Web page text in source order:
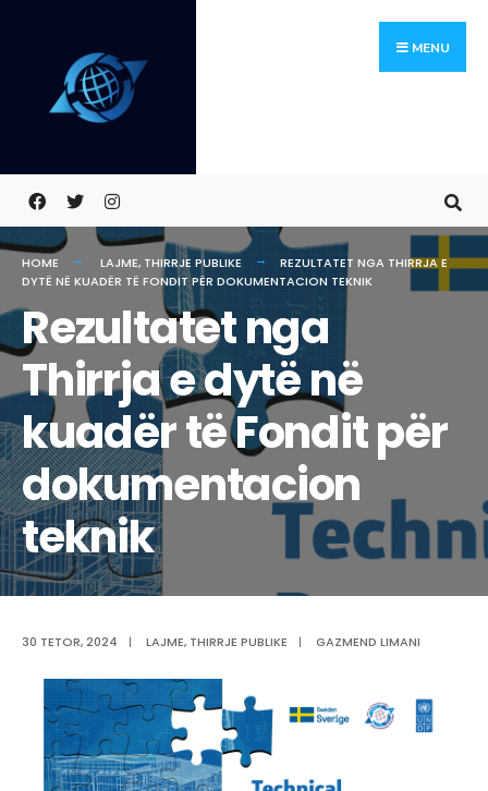
content
MENU
HOME LAJME, THIRRJE PUBLIKE
REZULTATET NGA THIRRJA E
DYTË NË KUADËR TË FONDIT PËR DOKUMENTACION TEKNIK
Rezultatet nga
Thirrja e dytë në
kuadër të Fondit për
dokumentacion
teknik
30 TETOR, 2024 | LAJME, THIRRJE PUBLIKE | GAZMEND LIMANI